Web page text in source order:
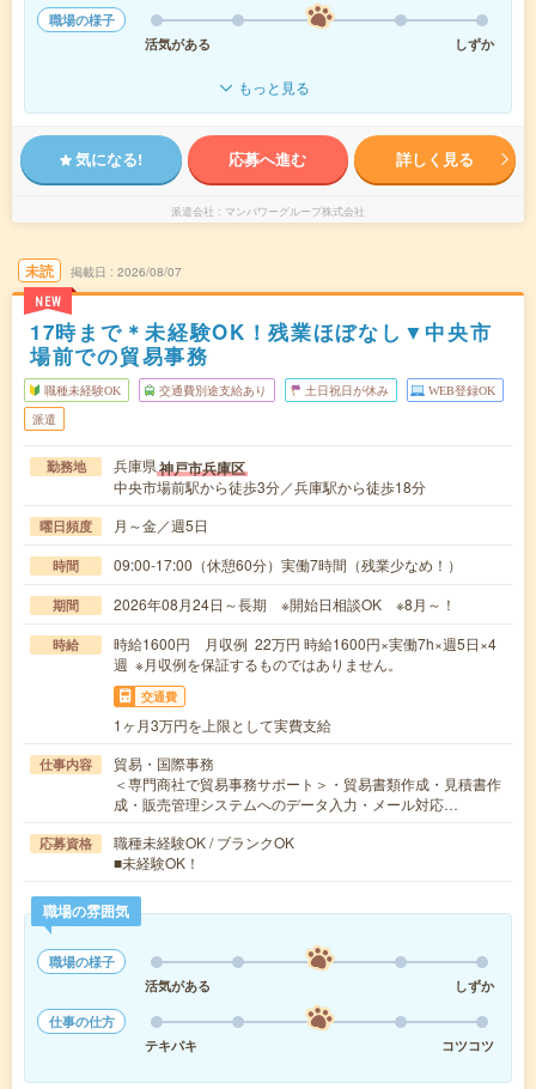
職場の様子
活気がある
しずか
もっと見る
気になる! 応募へ進む 詳しく見る
派遣会社 マンパワーグループ株式会社
未読
NEW
掲載日 2026/08/07
17時まで＊未経験OK！残業ほぼなし▼中央市
場前での貿易事務
職種未経験OK 交通費別途支給あり 土日祝日が休み WEB登録OK
派遣
勤務地 兵庫県神戸市兵庫区
中央市場前駅から徒歩3分／兵庫駅から徒歩18分
曜日頻度 月～金／週5日
時間 09:00-17:00（休憩60分）実働7時間（残業少なめ！）
期間 2026年08月24日～長期 ※開始日相談OK ※8月～！
時給
時給1600円 月収例 22万円 時給1600円×実働7h×週5日×4
週 ※月収例を保証するものではありません。
交通費
1ヶ月3万円を上限として実費支給
仕事内容
貿易・国際事務
＜専門商社で貿易事務サポート＞・貿易書類作成・見積書作
成・販売管理システムへのデータ入力・メール対応…
応募資格
職種未経験OK / ブランクOK
■未経験OK！
職場の雰囲気
職場の様子
活気がある
しずか
仕事の仕方
テキパキ
コツコツ